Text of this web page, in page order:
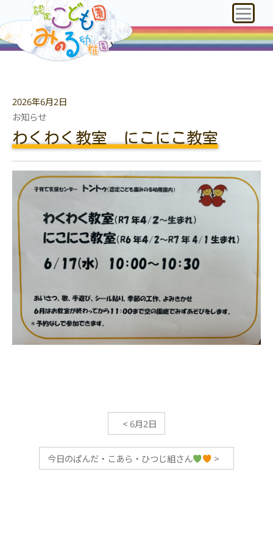
2026年6月2日
お知らせ
わくわく教室 にこにこ教室
<6月2日
今日のぱんだ・こあら・ひつじ組さん >